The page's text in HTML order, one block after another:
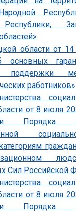
области от
основных
поддержки
работников»
от 8 июля
Порядка
Сил Российской
от 8 июля
Порядка